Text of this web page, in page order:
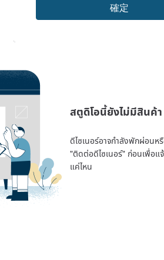
สตูดิโอนี้ยังไม่มีสินค้า
ดีไซเนอร์อาจกำลังพักผ่อนห
"ติดต่อดีไซเนอร์" ก่อนเพื่อแ
แค่ไหน
確定